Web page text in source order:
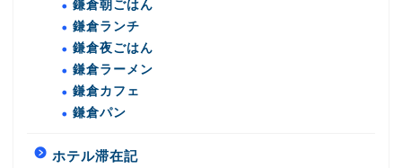
鎌倉朝ごはん
鎌倉ランチ
鎌倉夜ごはん
鎌倉ラーメン
鎌倉カフェ
鎌倉パン
ホテル滞在記